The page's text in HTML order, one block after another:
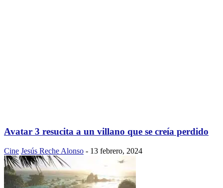
Avatar 3 resucita a un villano que se creía perdido
Cine Jesús Reche Alonso - 13 febrero, 2024